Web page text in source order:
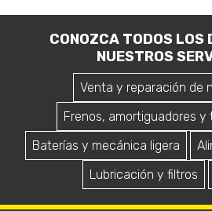
CONOZCA TODOS LOS
NUESTROS
Venta y reparación de
Frenos, amortiguadores y
Baterías y mecánica ligera
Lubricación y filtros